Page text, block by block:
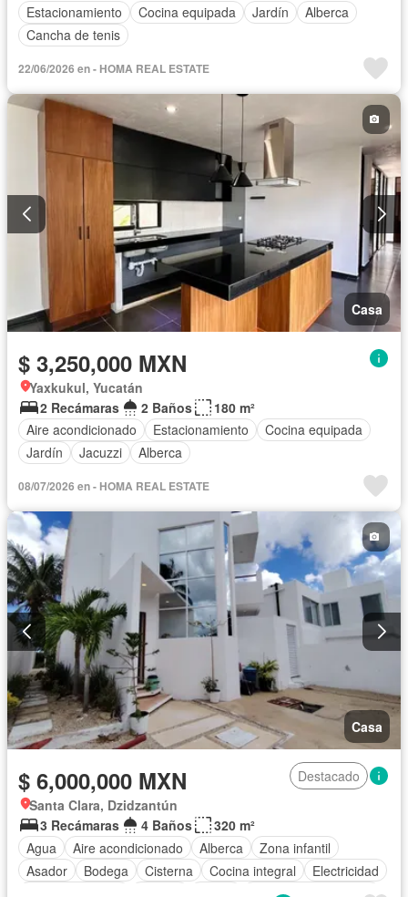
Estacionamiento
Cocina equipada Jardín
Alberca
Cancha de tenis
22/06/2026 en - HOMA REAL ESTATE
Casa
$ 3,250,000 MXN
Yaxkukul, Yucatán
2 Recámaras
2 Baños
180 m²
Aire acondicionado
Estacionamiento
Cocina equipada
Jardín
Jacuzzi Alberca
08/07/2026 en - HOMA REAL ESTATE
Casa
$ 6,000,000 MXN
Destacado
Santa Clara, Dzidzantún
3 Recámaras
4 Baños
320 m²
Agua
Aire acondicionado Alberca
Zona infantil
Asador
Bodega Cisterna Cocina integral
Electricidad
Recámara con closet